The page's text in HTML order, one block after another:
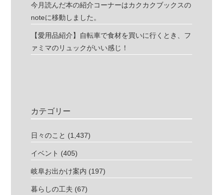
今月読んだ本の紹介コーナーはカクカクブックスの
noteに移動しました。
【愛用品紹介】自転車で食材を買いに行くとき、フ
ァミマのリュックがいい感じ！
カテゴリー
日々のこと (1,437)
イベント (405)
岐阜お出かけ案内 (197)
暮らしの工夫 (67)